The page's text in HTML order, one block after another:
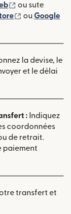
(s'ouvre dans
ou sute
(s'ouvre
ou Google
fenêtre)
la devise, le
et le délai
: Indiquez
coordonnées
de retrait.
paiement
transfert et